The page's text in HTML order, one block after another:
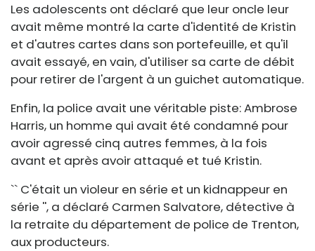
Les adolescents ont déclaré que leur oncle leur
avait même montré la carte d'identité de Kristin
et d'autres cartes dans son portefeuille, et qu'il
avait essayé, en vain, d'utiliser sa carte de débit
pour retirer de l'argent à un guichet automatique.
Enfin, la police avait une véritable piste: Ambrose
Harris, un homme qui avait été condamné pour
avoir agressé cinq autres femmes, à la fois
avant et après avoir attaqué et tué Kristin.
`` C'était un violeur en série et un kidnappeur en
série '', a déclaré Carmen Salvatore, détective à
la retraite du département de police de Trenton,
aux producteurs.